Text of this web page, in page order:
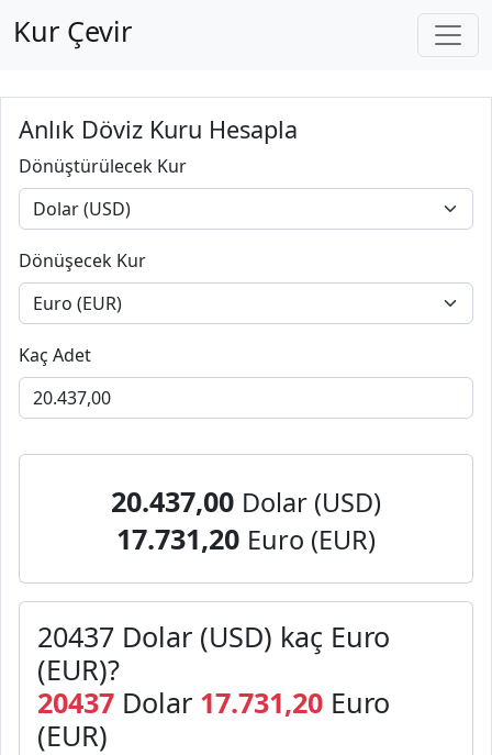
Kur Çevir
Anlık Döviz Kuru Hesapla
Dönüştürülecek Kur
Dönüşecek Kur
Kaç Adet
20.437,00 Dolar (USD)
17.731,20 Euro (EUR)
20437 Dolar (USD) kaç Euro
(EUR)?
20437 Dolar 17.731,20 Euro
(EUR)